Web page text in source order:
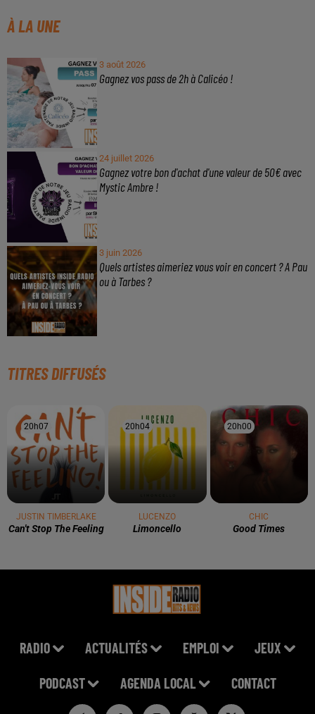
À LA UNE
3 août 2026
Gagnez vos pass de 2h à Calicéo !
24 juillet 2026
Gagnez votre bon d'achat d'une valeur de 50€ avec
Mystic Ambre !
3 juin 2026
Quels artistes aimeriez vous voir en concert ? A Pau
ou à Tarbes ?
TITRES DIFFUSÉS
20h07
20h07
JUSTIN TIMBERLAKE
Can't Stop The Feeling
20h04
20h04
LUCENZO
Limoncello
20h00
20h00
CHIC
Good Times
RADIO ACTUALITÉS EMPLOI JEUX
PODCAST AGENDA LOCAL CONTACT